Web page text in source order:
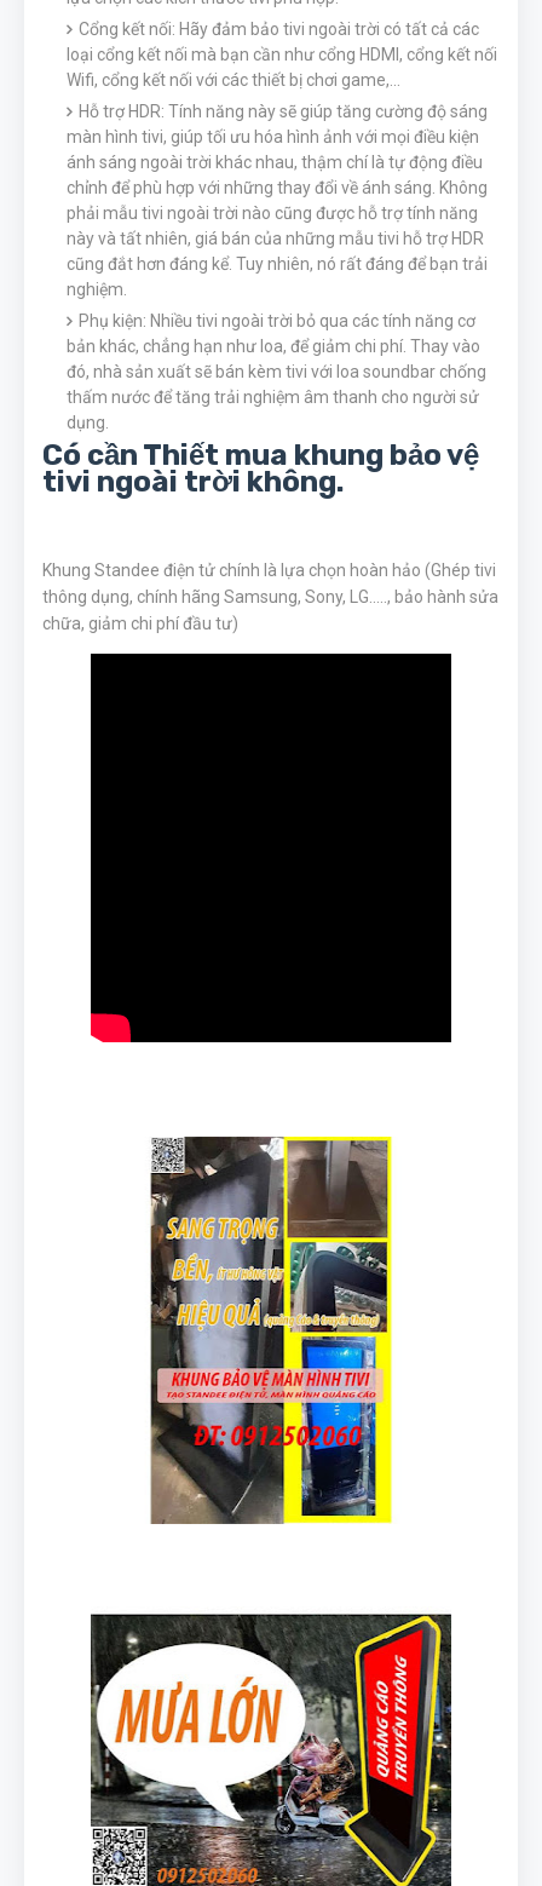
Cổng kết nối: Hãy đảm bảo tivi ngoài trời có tất cả các
loại cổng kết nối mà bạn cần như cổng HDMI, cổng kết nối
Wifi, cổng kết nối với các thiết bị chơi game,...
Hỗ trợ HDR: Tính năng này sẽ giúp tăng cường độ sáng
màn hình tivi, giúp tối ưu hóa hình ảnh với mọi điều kiện
ánh sáng ngoài trời khác nhau, ​​​​thậm chí là tự động điều
chỉnh để phù hợp với những thay đổi về ánh sáng. Không
phải mẫu tivi ngoài trời nào cũng được hỗ trợ tính năng
này và tất nhiên, giá bán của những mẫu tivi hỗ trợ HDR
cũng đắt hơn đáng kể. Tuy nhiên, nó rất đáng để bạn trải
nghiệm.
Phụ kiện: Nhiều tivi ngoài trời bỏ qua các tính năng cơ
bản khác, chẳng hạn như loa, để giảm chi phí. Thay vào
đó, nhà sản xuất sẽ bán kèm tivi với loa soundbar chống
thấm nước để tăng trải nghiệm âm thanh cho người sử
dụng.
Có cần Thiết mua khung bảo vệ
tivi ngoài trời không.
Khung Standee điện tử chính là lựa chọn hoàn hảo (Ghép tivi
thông dụng, chính hãng Samsung, Sony, LG....., bảo hành sửa
chữa, giảm chi phí đầu tư)